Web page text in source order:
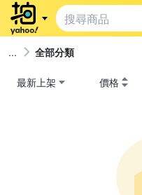
全部分類
最新上架 價格